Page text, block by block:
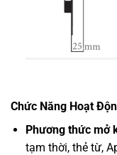
Chức Năng Hoạt
Phương thức mở
tạm thời, thẻ từ,